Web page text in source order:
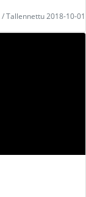
Tallennettu 2018-10-01